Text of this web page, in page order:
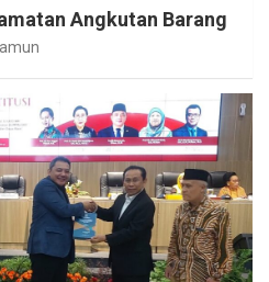
Angkutan Barang